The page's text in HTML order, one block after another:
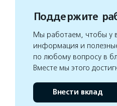
Поддержите
Мы работаем, чтобы у
информация и
по любому вопросу в
Вместе мы этого
Внести вклад